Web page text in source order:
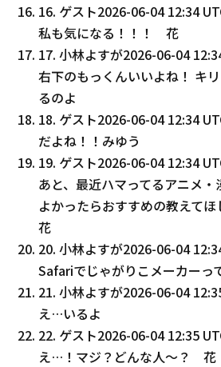
16. ゲスト2026-06-04 12:34
私も気になる！！！ 花
17. 小林よすが2026-06-04
右下のもっくんいいよね！ キ
るのよ
18. ゲスト2026-06-04 12:34
だよね！！みゆう
19. ゲスト2026-06-04 12:34
あと、最近ハマってるアニメ
よかったらおすすめの教えて
花
20. 小林よすが2026-06-04
Safariでじゃがりこメーカーっ
21. 小林よすが2026-06-04
え…いるよ
22. ゲスト2026-06-04 12:35
え…！マジ？どんな人〜？ 花